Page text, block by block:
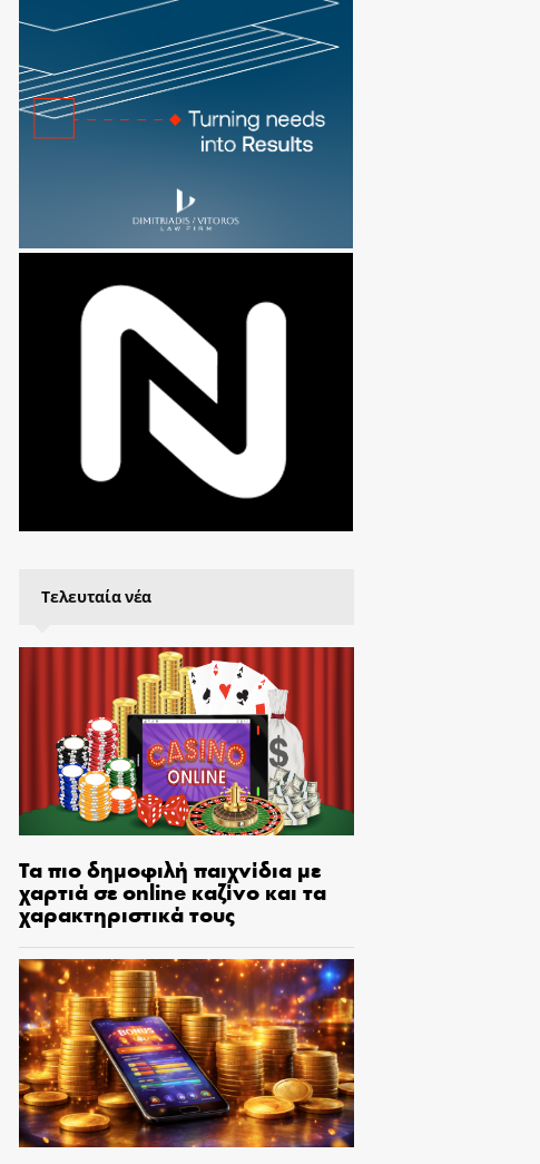
Τελευταία νέα
Τα πιο δημοφιλή παιχνίδια με
χαρτιά σε online καζίνο και τα
χαρακτηριστικά τους